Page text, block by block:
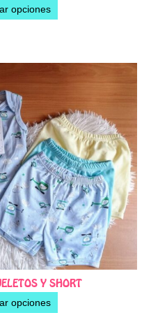
opciones
Y SHORT
opciones
producto
variantes.
Las
opciones
se
pueden
elegir
en
la
página
de